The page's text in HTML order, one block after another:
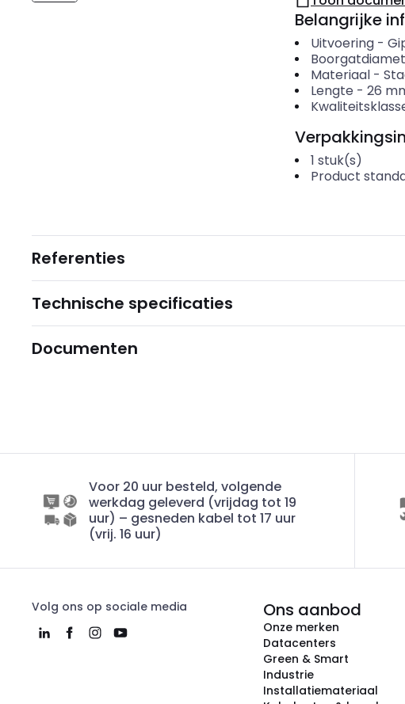
Belangrijke
Uitvoering-
Materiaal-
Lengte - 26
1 stuk(s)
Product
Referenties
Technische specificaties
Documenten
Voor 20 uur besteld, volgende
werkdag geleverd (vrijdag tot 19
uur) – gesneden kabel tot 17 uur
(vrij. 16 uur)
Volg ons op sociale media Ons aanbod
Onze merken
Datacenters
Green & Smart
Industrie
Installatiemateriaal